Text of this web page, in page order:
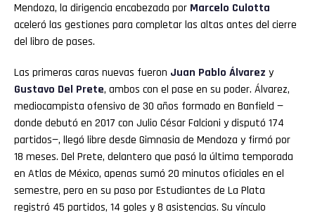
Mendoza, la dirigencia encabezada por Marcelo Culotta
aceleró las gestiones para completar las altas antes del cierre
del libro de pases.
Las primeras caras nuevas fueron Juan Pablo Álvarez y
Gustavo Del Prete, ambos con el pase en su poder. Álvarez,
mediocampista ofensivo de 30 años formado en Banfield —
donde debutó en 2017 con Julio César Falcioni y disputó 174
partidos—, llegó libre desde Gimnasia de Mendoza y firmó por
18 meses. Del Prete, delantero que pasó la última temporada
en Atlas de México, apenas sumó 20 minutos oficiales en el
semestre, pero en su paso por Estudiantes de La Plata
registró 45 partidos, 14 goles y 8 asistencias. Su vínculo